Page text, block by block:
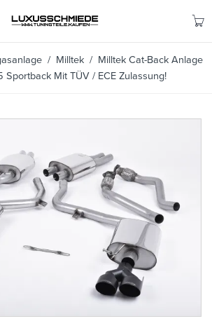
/ Milltek / Milltek Cat-Back Anlage
Sportback Mit TÜV / ECE Zulassung!